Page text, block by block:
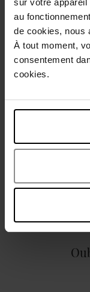
sur votre appareil
au
de cookies, nous
À tout moment,
consentement
cookies.
Retour
Description
Avis client